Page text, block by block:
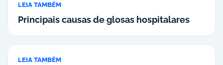
LEIA TAMBÉM
Principais causas de glosas hospitalares
LEIA TAMBÉM